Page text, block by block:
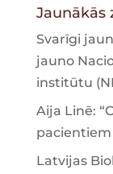
Jaunākās
Svarīgi
jauno
institūtu
Aija Linē:
pacientiem
Latvijas